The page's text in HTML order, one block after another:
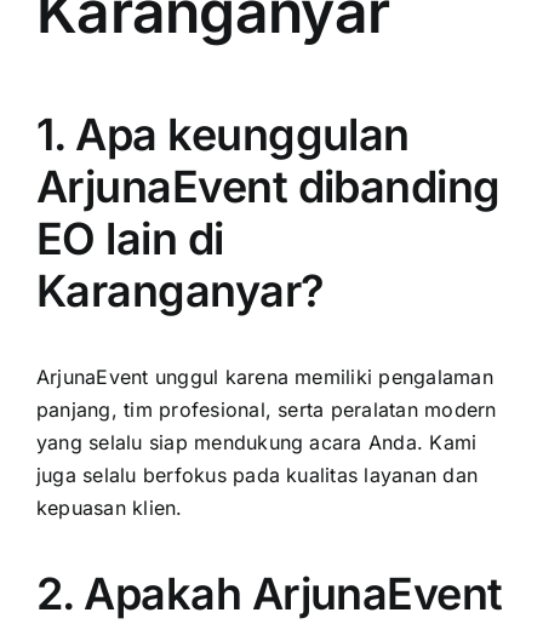
1. Apa keunggulan
ArjunaEvent dibanding
EO lain di
Karanganyar?
ArjunaEvent unggul karena memiliki pengalaman
panjang, tim profesional, serta peralatan modern
yang selalu siap mendukung acara Anda. Kami
juga selalu berfokus pada kualitas layanan dan
kepuasan klien.
2. Apakah ArjunaEvent